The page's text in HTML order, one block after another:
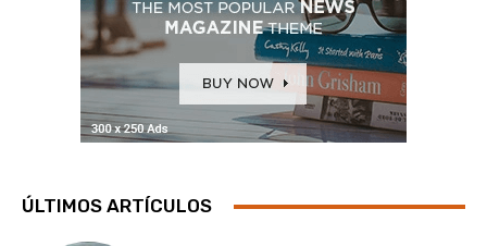
ÚLTIMOS ARTÍCULOS